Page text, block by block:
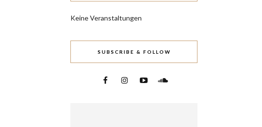
Keine Veranstaltungen
SUBSCRIBE & FOLLOW